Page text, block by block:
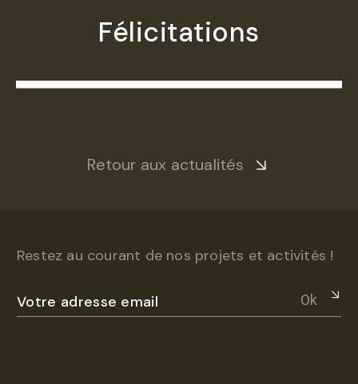
Félicitations
Retour aux actualités
Restez au courant de nos projets et activités !
Ok